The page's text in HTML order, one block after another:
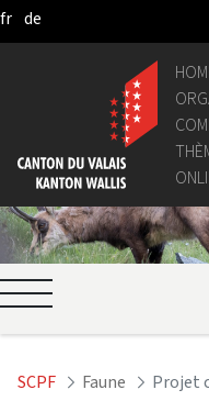
Saltar al contenido principal
fr de
SCPF Faune Projet